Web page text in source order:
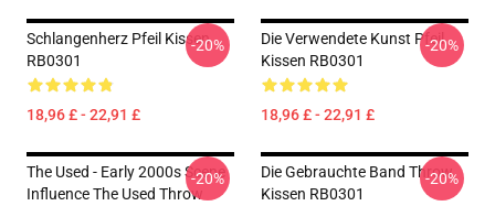
Schlangenherz Pfeil Kissen
RB0301
18,96 £ - 22,91 £
-20%
Die Verwendete Kunst Pfeil
Kissen RB0301
18,96 £ - 22,91 £
-20%
The Used - Early 2000s Scene
Influence The Used Throw
-20%
Die Gebrauchte Band Throw
Kissen RB0301
-20%